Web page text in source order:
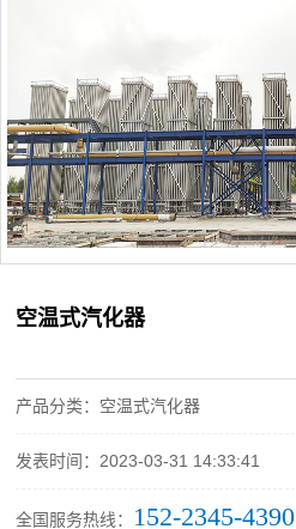
空温式汽化器
产品分类：空温式汽化器
发表时间：2023-03-31 14:33:41
全国服务热线： 152-2345-4390